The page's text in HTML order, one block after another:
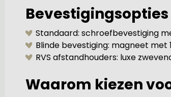
Bevestigingsopties
Standaard: schroefbevestiging
Blinde bevestiging: magneet met
RVS afstandhouders: luxe
Waarom kiezen